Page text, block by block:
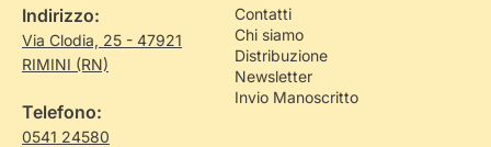
Indirizzo:
Via Clodia, 25 - 47921
RIMINI (RN)
Telefono:
0541 24580
Contatti
Chi siamo
Distribuzione
Newsletter
Invio Manoscritto